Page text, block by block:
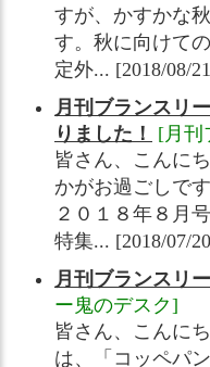
すが、かすかな
す。秋に向けて
定外... [2018/08/
月刊ブランスリ
りました！
[月刊
皆さん、こんに
かがお過ごしで
２０１８年８月
特集... [2018/07/
月刊ブランスリ
ー鬼のデスク]
皆さん、こんに
は、「コッペパ